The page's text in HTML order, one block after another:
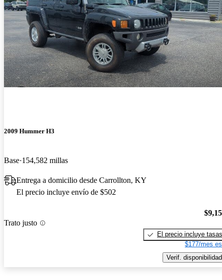
2009 Hummer H3
Base 154,582 millas
Entrega a domicilio desde Carrollton, KY
El precio incluye envío de $502
Trato justo
El precio incluye tasas
$177/mes
Verif. disponibilidad